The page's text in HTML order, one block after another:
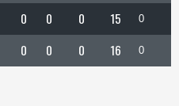
0 0 0 15 0
0 0 0 16 0